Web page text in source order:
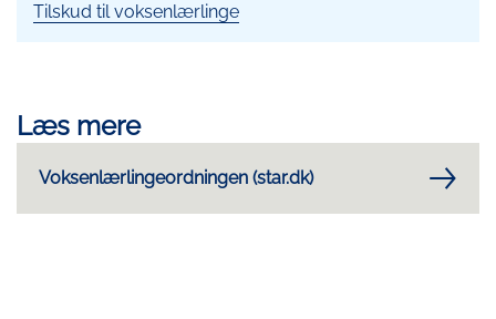
Tilskud til voksenlærlinge
Læs mere
Voksenlærlingeordningen (star.dk)